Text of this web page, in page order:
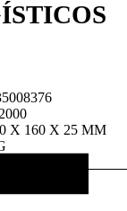
X 160 X 25 MM